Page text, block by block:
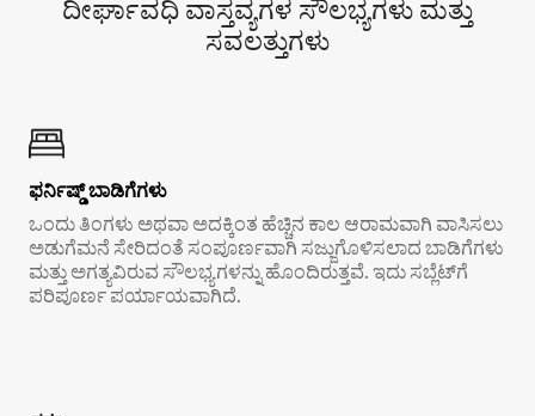
ದೀರ್ಘಾವಧಿ ವಾಸ್ತವ್ಯಗಳ ಸೌಲಭ್ಯಗಳು ಮತ್ತು
ಸವಲತ್ತುಗಳು
ಫರ್ನಿಷ್ಡ್ ಬಾಡಿಗೆಗಳು
ಒಂದು ತಿಂಗಳು ಅಥವಾ ಅದಕ್ಕಿಂತ ಹೆಚ್ಚಿನ ಕಾಲ ಆರಾಮವಾಗಿ ವಾಸಿಸಲು
ಅಡುಗೆಮನೆ ಸೇರಿದಂತೆ ಸಂಪೂರ್ಣವಾಗಿ ಸಜ್ಜುಗೊಳಿಸಲಾದ ಬಾಡಿಗೆಗಳು
ಮತ್ತು ಅಗತ್ಯವಿರುವ ಸೌಲಭ್ಯಗಳನ್ನು ಹೊಂದಿರುತ್ತವೆ. ಇದು ಸಬ್ಲೆಟ್‌ಗೆ
ಪರಿಪೂರ್ಣ ಪರ್ಯಾಯವಾಗಿದೆ.